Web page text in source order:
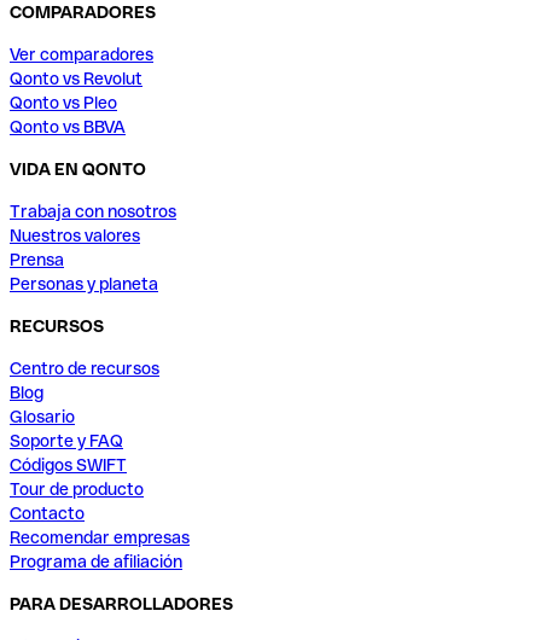
COMPARADORES
Ver comparadores
Qonto vs Revolut
Qonto vs Pleo
Qonto vs BBVA
VIDA EN QONTO
Trabaja con nosotros
Nuestros valores
Prensa
Personas y planeta
RECURSOS
Centro de recursos
Blog
Glosario
Soporte y FAQ
Códigos SWIFT
Tour de producto
Contacto
Recomendar empresas
Programa de afiliación
PARA DESARROLLADORES